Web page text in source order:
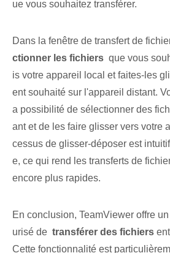
ue vous souhaitez transférer.
Dans la fenêtre de transfert de
ctionner les fichiers
que vous
is votre appareil local et faites-les
ent souhaité sur l'appareil distant.
a possibilité de sélectionner des
ant et de les faire glisser vers votre
cessus de glisser-déposer est
e, ce qui rend les transferts de
encore plus rapides.
En conclusion, TeamViewer⁢ offre
urisé de ⁣ transférer des fichiers
Cette fonctionnalité est